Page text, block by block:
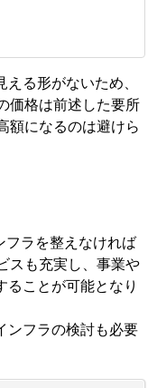
る形がないため、
価格は前述した要所
額になるのは避けら
フラを整えなければ
スも充実し、事業や
ることが可能となり
ンフラの検討も必要